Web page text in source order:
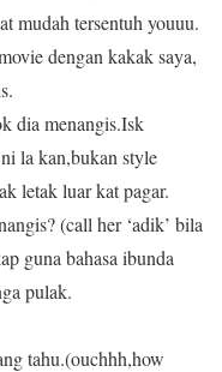
mudah tersentuh youuu.
dengan kakak saya,
dia menangis.Isk
la kan,bukan style
letak luar kat pagar.
(call her ‘adik’ bila
guna bahasa ibunda
pulak.
tahu.(ouchhh,how